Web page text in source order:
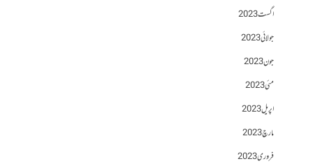
اگست 2023
جولائی 2023
جون 2023
مئی 2023
اپریل 2023
مارچ 2023
فروری 2023